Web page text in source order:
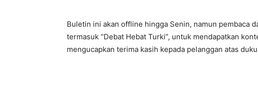
Buletin ini akan offline hingga Senin, namun pembaca
termasuk “Debat Hebat Turki”, untuk mendapatkan
mengucapkan terima kasih kepada pelanggan atas